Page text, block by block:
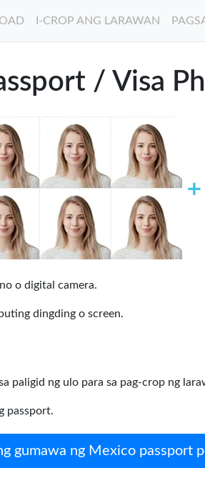
I-CROP ANG LARAWAN
/ Visa
o digital camera.
dingding o screen.
paligid ng ulo para sa pag-crop ng
passport.
gumawa ng Mexico passport